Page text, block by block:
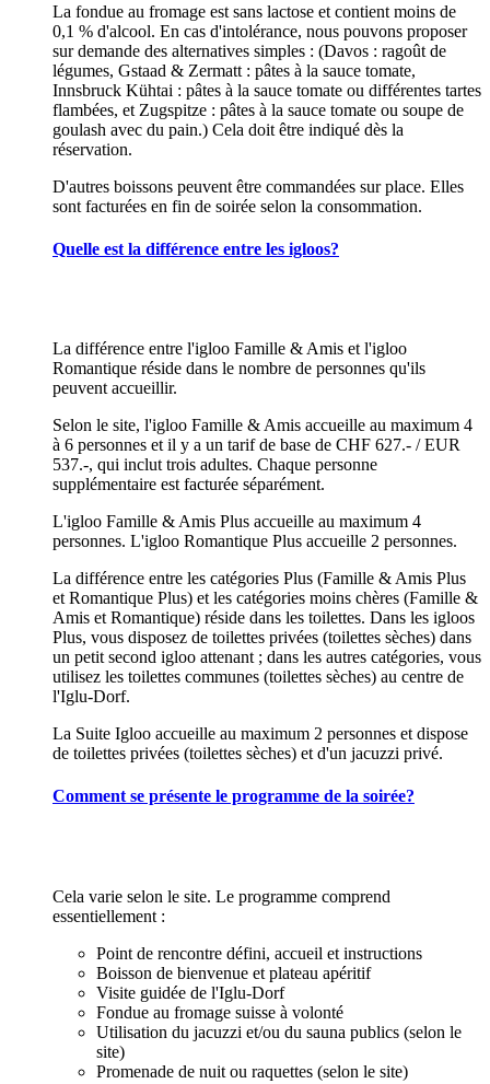
La fondue au fromage est sans lactose et contient moins de
0,1 % d'alcool. En cas d'intolérance, nous pouvons proposer
sur demande des alternatives simples : (Davos : ragoût de
légumes, Gstaad & Zermatt : pâtes à la sauce tomate,
Innsbruck Kühtai : pâtes à la sauce tomate ou différentes tartes
flambées, et Zugspitze : pâtes à la sauce tomate ou soupe de
goulash avec du pain.) Cela doit être indiqué dès la
réservation.
D'autres boissons peuvent être commandées sur place. Elles
sont facturées en fin de soirée selon la consommation.
Quelle est la différence entre les igloos?
La différence entre l'igloo Famille & Amis et l'igloo
Romantique réside dans le nombre de personnes qu'ils
peuvent accueillir.
Selon le site, l'igloo Famille & Amis accueille au maximum 4
à 6 personnes et il y a un tarif de base de CHF 627.- / EUR
537.-, qui inclut trois adultes. Chaque personne
supplémentaire est facturée séparément.
L'igloo Famille & Amis Plus accueille au maximum 4
personnes. L'igloo Romantique Plus accueille 2 personnes.
La différence entre les catégories Plus (Famille & Amis Plus
et Romantique Plus) et les catégories moins chères (Famille &
Amis et Romantique) réside dans les toilettes. Dans les igloos
Plus, vous disposez de toilettes privées (toilettes sèches) dans
un petit second igloo attenant ; dans les autres catégories, vous
utilisez les toilettes communes (toilettes sèches) au centre de
l'Iglu-Dorf.
La Suite Igloo accueille au maximum 2 personnes et dispose
de toilettes privées (toilettes sèches) et d'un jacuzzi privé.
Comment se présente le programme de la soirée?
Cela varie selon le site. Le programme comprend
essentiellement :
Point de rencontre défini, accueil et instructions
Boisson de bienvenue et plateau apéritif
Visite guidée de l'Iglu-Dorf
Fondue au fromage suisse à volonté
Utilisation du jacuzzi et/ou du sauna publics (selon le
site)
Promenade de nuit ou raquettes (selon le site)